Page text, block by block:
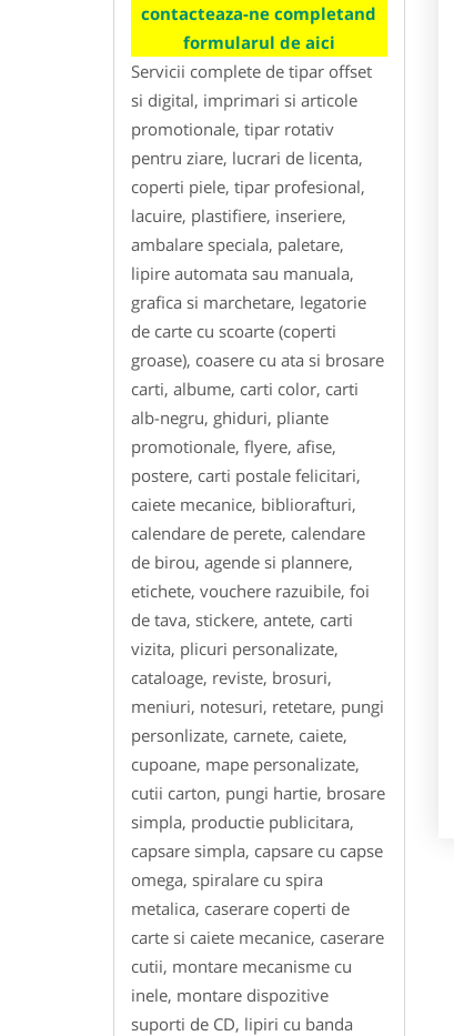
contacteaza-ne completand
formularul de aici
Servicii complete de tipar offset
si digital, imprimari si articole
promotionale, tipar rotativ
pentru ziare, lucrari de licenta,
coperti piele, tipar profesional,
lacuire, plastifiere, inseriere,
ambalare speciala, paletare,
lipire automata sau manuala,
grafica si marchetare, legatorie
de carte cu scoarte (coperti
groase), coasere cu ata si brosare
carti, albume, carti color, carti
alb-negru, ghiduri, pliante
promotionale, flyere, afise,
postere, carti postale felicitari,
caiete mecanice, bibliorafturi,
calendare de perete, calendare
de birou, agende si plannere,
etichete, vouchere razuibile, foi
de tava, stickere, antete, carti
vizita, plicuri personalizate,
cataloage, reviste, brosuri,
meniuri, notesuri, retetare, pungi
personlizate, carnete, caiete,
cupoane, mape personalizate,
cutii carton, pungi hartie, brosare
simpla, productie publicitara,
capsare simpla, capsare cu capse
omega, spiralare cu spira
metalica, caserare coperti de
carte si caiete mecanice, caserare
cutii, montare mecanisme cu
inele, montare dispozitive
suporti de CD, lipiri cu banda